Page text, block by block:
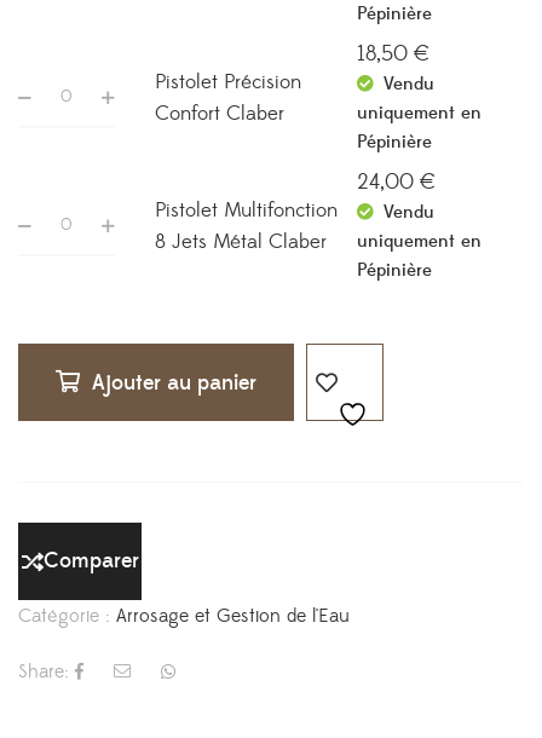
Pépinière
Pistolet Précision
Confort Claber
18,50 €
Vendu
uniquement en
Pépinière
Pistolet Multifonction
8 Jets Métal Claber
24,00 €
Vendu
uniquement en
Pépinière
Ajouter au panier
Comparer
Catégorie : Arrosage et Gestion de l'Eau
Share: